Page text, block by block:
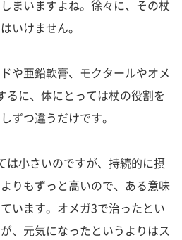
まいますよね。徐々に、その杖
いけません。
や亜鉛軟膏、モクタールやオメ
るに、体にとっては杖の役割を
ずつ違うだけです。
は小さいのですが、持続的に摂
りもずっと高いので、ある意味
います。オメガ3で治ったとい
、元気になったというよりはス